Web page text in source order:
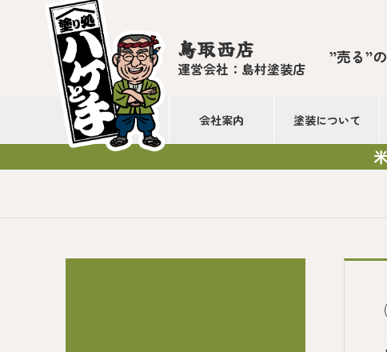
鳥取西店
運営会社：島村塗装店
”売る”
会社案内 塗装について